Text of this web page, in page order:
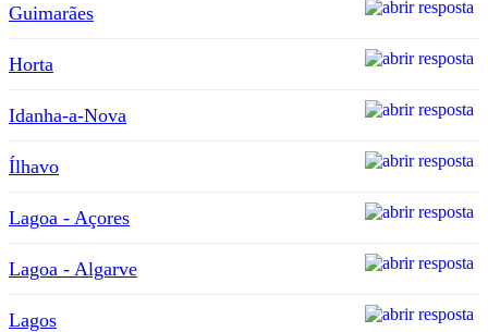
Guimarães
Horta
Idanha-a-Nova
Ílhavo
Lagoa - Açores
Lagoa - Algarve
Lagos